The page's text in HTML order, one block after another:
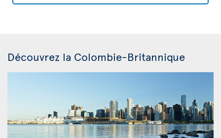
Découvrez la Colombie-Britannique